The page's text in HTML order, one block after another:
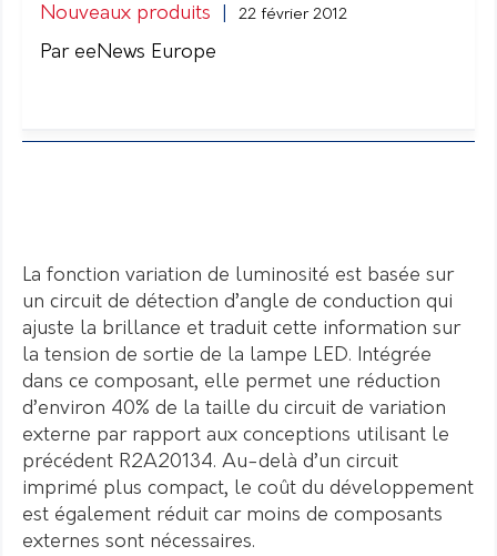
Nouveaux produits 22 février 2012
Par eeNews Europe
La fonction variation de luminosité est basée sur
un circuit de détection d’angle de conduction qui
ajuste la brillance et traduit cette information sur
la tension de sortie de la lampe LED. Intégrée
dans ce composant, elle permet une réduction
d’environ 40% de la taille du circuit de variation
externe par rapport aux conceptions utilisant le
précédent R2A20134. Au-delà d’un circuit
imprimé plus compact, le coût du développement
est également réduit car moins de composants
externes sont nécessaires.